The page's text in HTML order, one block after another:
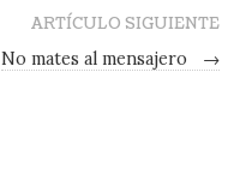
ARTÍCULO SIGUIENTE
No mates al mensajero
→